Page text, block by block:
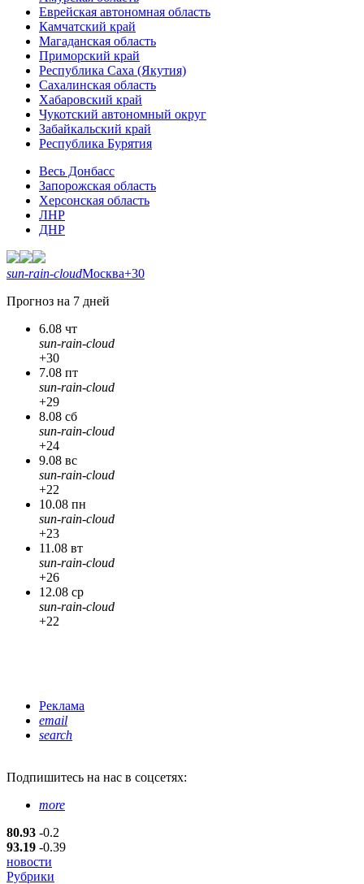
Еврейская автономная область
Камчатский край
Магаданская область
Приморский край
Республика Саха (Якутия)
Сахалинская область
Хабаровский край
Чукотский автономный округ
Забайкальский край
Республика Бурятия
Весь Донбасс
Запорожская область
Херсонская область
ЛНР
ДНР
sun-rain-cloudМосква+30
Прогноз на 7 дней
6.08 чт
sun-rain-cloud
+30
7.08 пт
sun-rain-cloud
+29
8.08 сб
sun-rain-cloud
+24
9.08 вс
sun-rain-cloud
+22
10.08 пн
sun-rain-cloud
+23
11.08 вт
sun-rain-cloud
+26
12.08 ср
sun-rain-cloud
+22
Реклама
email
search
Подпишитесь на нас в соцсетях:
more
80.93 -0.2
93.19 -0.39
новости
Рубрики